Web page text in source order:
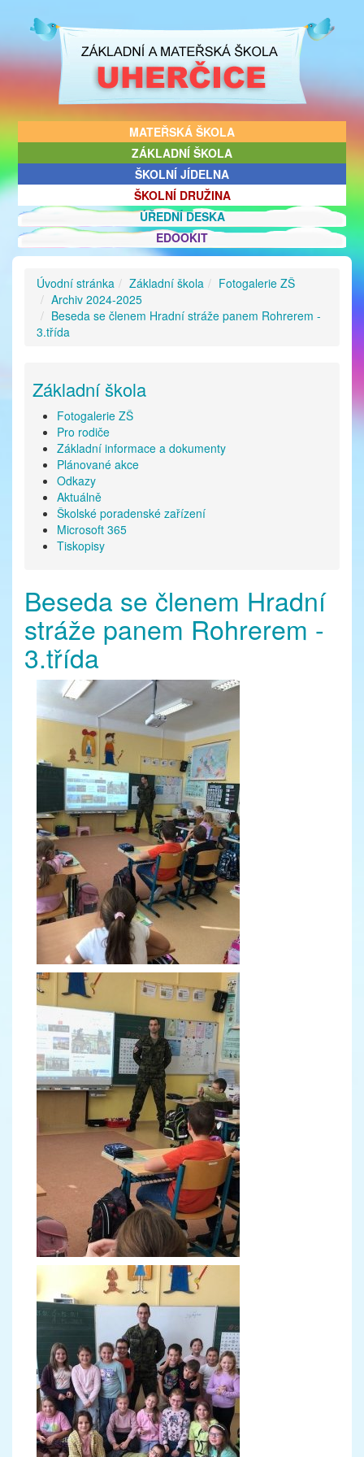
MATEŘSKÁ ŠKOLA
ZÁKLADNÍ ŠKOLA
ŠKOLNÍ JÍDELNA
ŠKOLNÍ DRUŽINA
ÚŘEDNÍ DESKA
EDOOKIT
Úvodní stránka Základní škola
Fotogalerie ZŠ
Archiv 2024-2025
Beseda se členem Hradní stráže panem Rohrerem -
3.třída
Základní škola
Fotogalerie ZŠ
Pro rodiče
Základní informace a dokumenty
Plánované akce
Odkazy
Aktuálně
Školské poradenské zařízení
Microsoft 365
Tiskopisy
Beseda se členem Hradní
stráže panem Rohrerem -
3.třída